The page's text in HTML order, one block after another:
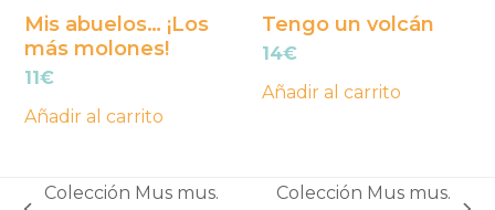
Mis abuelos… ¡Los
más molones!
11€
Añadir al carrito
Tengo un volcán
14€
Añadir al carrito
Colección Mus mus.
Colección Mus mus.